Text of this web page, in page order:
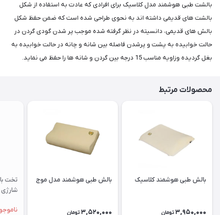
بالشت طبی هوشمند مدل کلاسیک برای افرادی که عادت به استفاده از شکل
بالشت های قدیمی داشته اند به نحوی طراحی شده است که ضمن حفظ شکل
بالش های قدیمی، دانسیته در نظر گرفته شده موجب پر شدن گودی گردن در
حالت خوابیده به پشت و پرشدن فاصله بین شانه و چانه در حالت خوابیده به
بغل گردیده وزاویه مناسب 15 درجه بین گردن و شانه ها را حفظ می نماید.
محصولات مرتبط
بالش طبی هوشمند کلاسیک
3,950,000 تومان
بالش طبی هوشمند مدل موج
3,520,000 تومان
تخت
شارژی